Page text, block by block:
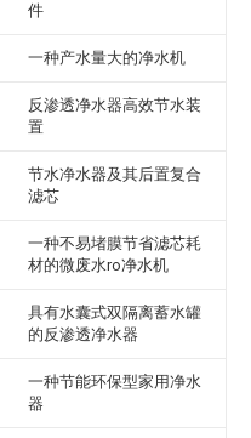
件
一种产水量大的净水机
反渗透净水器高效节水装
置
节水净水器及其后置复合
滤芯
一种不易堵膜节省滤芯耗
材的微废水ro净水机
具有水囊式双隔离蓄水罐
的反渗透净水器
一种节能环保型家用净水
器